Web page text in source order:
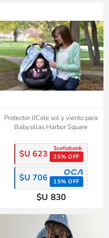
Protector JJCole sol y viento para
Babysillas Harbor Square
$U 623 25% OFF
$U 706 15% OFF
$U 830